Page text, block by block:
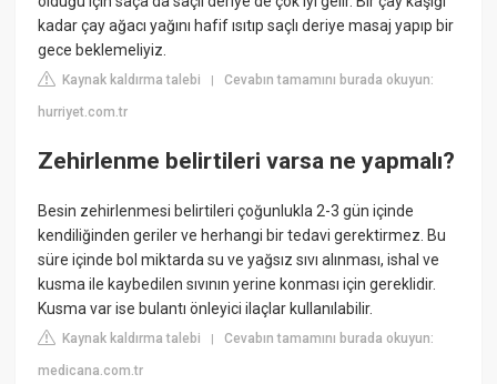
kadar çay ağacı yağını hafif ısıtıp saçlı deriye masaj yapıp bir
gece beklemeliyiz.
Kaynak kaldırma talebi |Cevabın tamamını burada okuyun:
hurriyet.com.tr
Zehirlenme belirtileri varsa ne yapmalı?
Besin zehirlenmesi belirtileri çoğunlukla 2-3 gün içinde
kendiliğinden geriler ve herhangi bir tedavi gerektirmez. Bu
süre içinde bol miktarda su ve yağsız sıvı alınması, ishal ve
kusma ile kaybedilen sıvının yerine konması için gereklidir.
Kusma var ise bulantı önleyici ilaçlar kullanılabilir.
Kaynak kaldırma talebi |Cevabın tamamını burada okuyun:
medicana.com.tr